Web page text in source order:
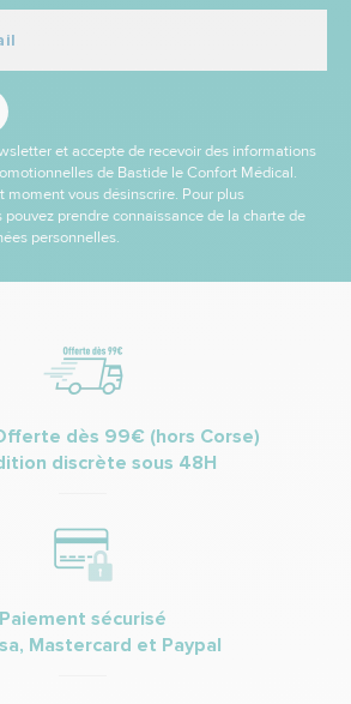
et accepte de recevoir des informations
de Bastide le Confort Médical.
moment vous désinscrire. Pour plus
pouvez prendre connaissance de la charte de
personnelles.
dès 99€ (hors Corse)
discrète sous 48H
Paiement sécurisé
Mastercard et Paypal